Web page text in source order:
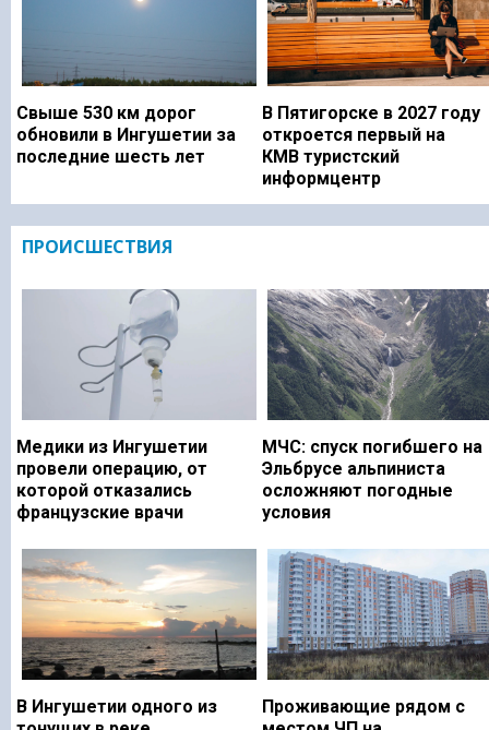
Свыше 530 км дорог
обновили в Ингушетии за
последние шесть лет
В Пятигорске в 2027 году
откроется первый на
КМВ туристский
информцентр
ПРОИСШЕСТВИЯ
Медики из Ингушетии
провели операцию, от
которой отказались
французские врачи
МЧС: спуск погибшего на
Эльбрусе альпиниста
осложняют погодные
условия
В Ингушетии одного из
Проживающие рядом с